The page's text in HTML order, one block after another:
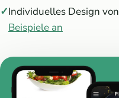
Individuelles Design
Beispiele an